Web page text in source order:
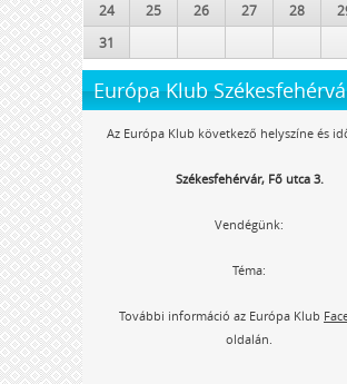
24
25 26 27 28
31
Európa Klub
Az Európa Klub következő helyszíne és
Székesfehérvár, Fő utca 3.
Vendégünk:
Téma:
További információ az Európa Klub
oldalán.